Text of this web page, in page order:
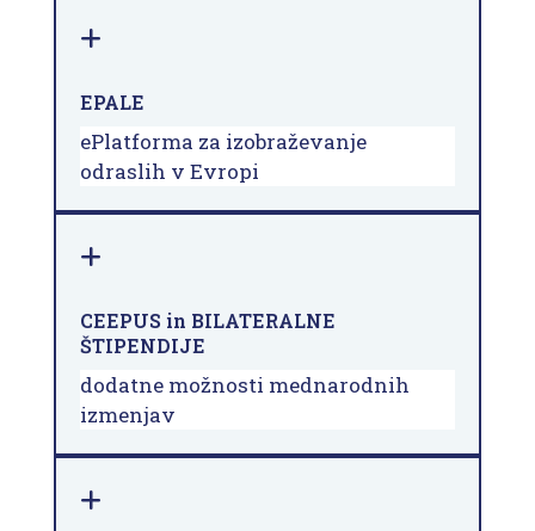
EPALE
ePlatforma za izobraževanje
odraslih v Evropi
CEEPUS in BILATERALNE
ŠTIPENDIJE
dodatne možnosti mednarodnih
izmenjav